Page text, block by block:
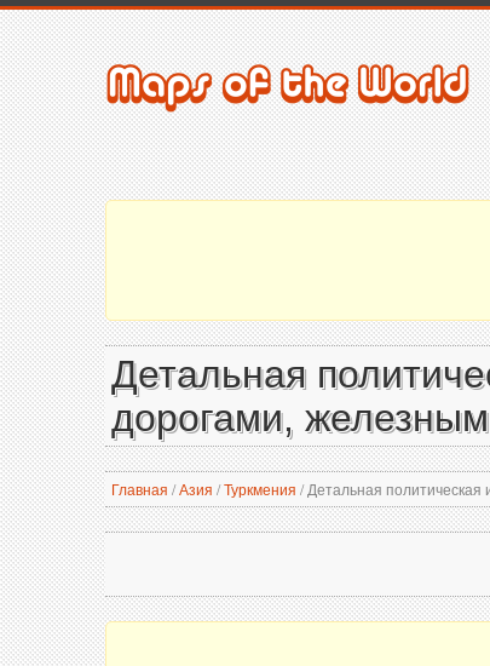
Детальная
дорогами,
Главная /Азия /Туркмения /Детальная политическая